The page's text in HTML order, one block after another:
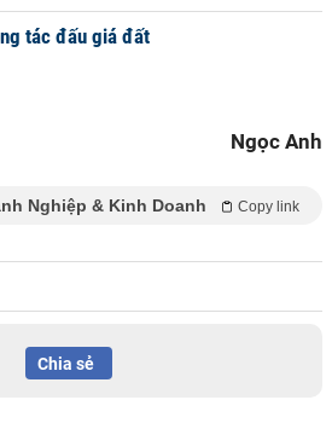
tác đấu giá đất
Ngọc Anh
Nghiệp & Kinh Doanh Copy link
Chia sẻ